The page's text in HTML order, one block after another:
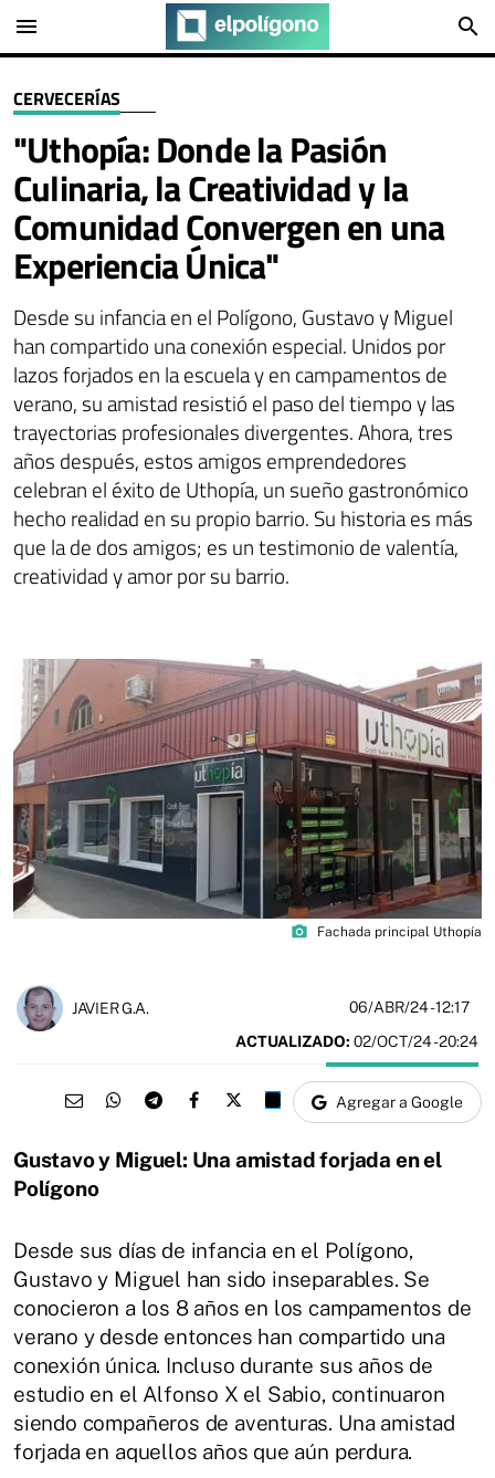
menu search
CERVECERÍAS
"Uthopía: Donde la Pasión
Culinaria, la Creatividad y la
Comunidad Convergen en una
Experiencia Única"
Desde su infancia en el Polígono, Gustavo y Miguel
han compartido una conexión especial. Unidos por
lazos forjados en la escuela y en campamentos de
verano, su amistad resistió el paso del tiempo y las
trayectorias profesionales divergentes. Ahora, tres
años después, estos amigos emprendedores
celebran el éxito de Uthopía, un sueño gastronómico
hecho realidad en su propio barrio. Su historia es más
que la de dos amigos; es un testimonio de valentía,
creatividad y amor por su barrio.
photo_camera Fachada principal Uthopía
JAVIER G.A. 06/ABR/24- 12:17
ACTUALIZADO: 02/OCT/24 - 20:24
Agregar a Google
Gustavo y Miguel: Una amistad forjada en el
Polígono
Desde sus días de infancia en el Polígono,
Gustavo y Miguel han sido inseparables. Se
conocieron a los 8 años en los campamentos de
verano y desde entonces han compartido una
conexión única. Incluso durante sus años de
estudio en el Alfonso X el Sabio, continuaron
siendo compañeros de aventuras. Una amistad
forjada en aquellos años que aún perdura.